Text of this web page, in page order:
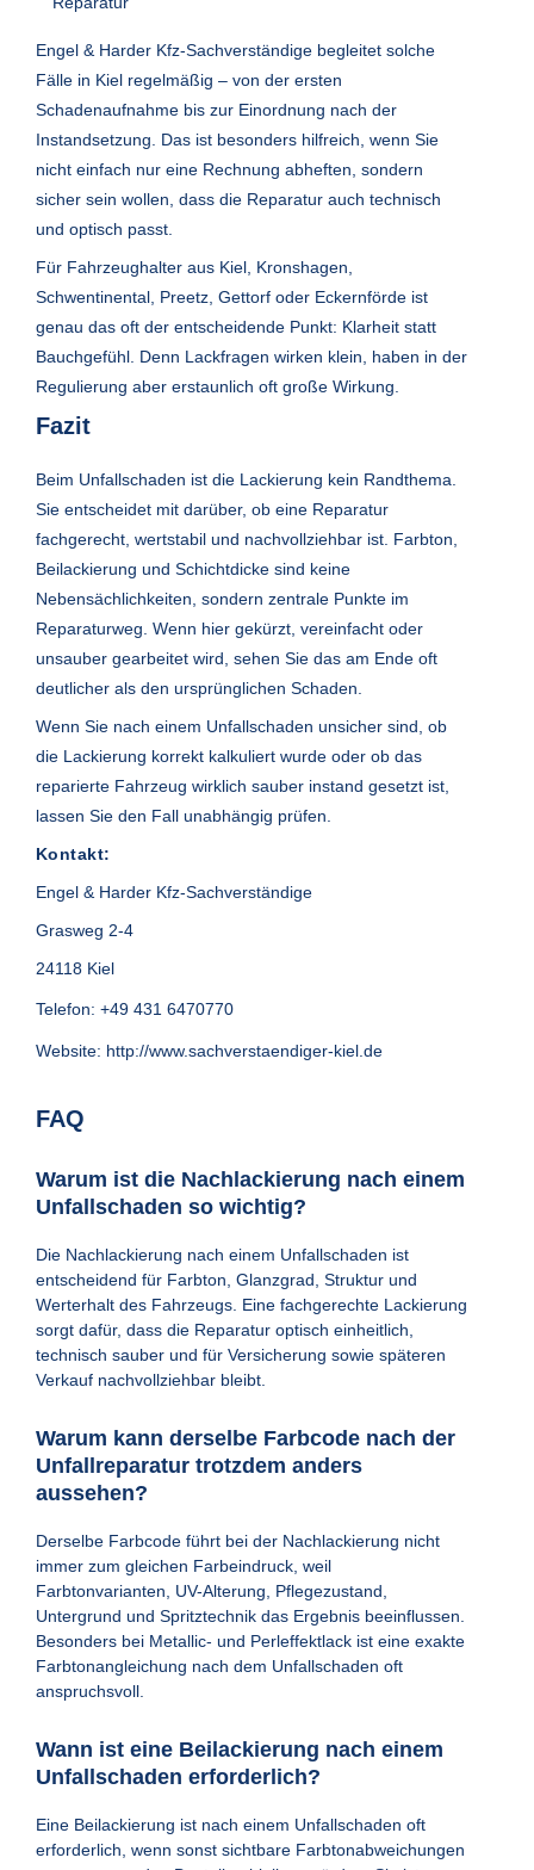
Engel & Harder Kfz-Sachverständige begleitet solche
Fälle in Kiel regelmäßig – von der ersten
Schadenaufnahme bis zur Einordnung nach der
Instandsetzung. Das ist besonders hilfreich, wenn Sie
nicht einfach nur eine Rechnung abheften, sondern
sicher sein wollen, dass die Reparatur auch technisch
und optisch passt.
Für Fahrzeughalter aus Kiel, Kronshagen,
Schwentinental, Preetz, Gettorf oder Eckernförde ist
genau das oft der entscheidende Punkt: Klarheit statt
Bauchgefühl. Denn Lackfragen wirken klein, haben in der
Regulierung aber erstaunlich oft große Wirkung.
Fazit
Beim Unfallschaden ist die Lackierung kein Randthema.
Sie entscheidet mit darüber, ob eine Reparatur
fachgerecht, wertstabil und nachvollziehbar ist. Farbton,
Beilackierung und Schichtdicke sind keine
Nebensächlichkeiten, sondern zentrale Punkte im
Reparaturweg. Wenn hier gekürzt, vereinfacht oder
unsauber gearbeitet wird, sehen Sie das am Ende oft
deutlicher als den ursprünglichen Schaden.
Wenn Sie nach einem Unfallschaden unsicher sind, ob
die Lackierung korrekt kalkuliert wurde oder ob das
reparierte Fahrzeug wirklich sauber instand gesetzt ist,
lassen Sie den Fall unabhängig prüfen.
Kontakt:
Engel & Harder Kfz-Sachverständige
Grasweg 2-4
24118 Kiel
Telefon: +49 431 6470770
Website: http://www.sachverstaendiger-kiel.de
FAQ
Warum ist die Nachlackierung nach einem
Unfallschaden so wichtig?
Die Nachlackierung nach einem Unfallschaden ist
entscheidend für Farbton, Glanzgrad, Struktur und
Werterhalt des Fahrzeugs. Eine fachgerechte Lackierung
sorgt dafür, dass die Reparatur optisch einheitlich,
technisch sauber und für Versicherung sowie späteren
Verkauf nachvollziehbar bleibt.
Warum kann derselbe Farbcode nach der
Unfallreparatur trotzdem anders
aussehen?
Derselbe Farbcode führt bei der Nachlackierung nicht
immer zum gleichen Farbeindruck, weil
Farbtonvarianten, UV-Alterung, Pflegezustand,
Untergrund und Spritztechnik das Ergebnis beeinflussen.
Besonders bei Metallic- und Perleffektlack ist eine exakte
Farbtonangleichung nach dem Unfallschaden oft
anspruchsvoll.
Wann ist eine Beilackierung nach einem
Unfallschaden erforderlich?
Eine Beilackierung ist nach einem Unfallschaden oft
erforderlich, wenn sonst sichtbare Farbtonabweichungen